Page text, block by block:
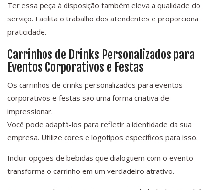
Ter essa peça à disposição também eleva a qualidade do
serviço. Facilita o trabalho dos atendentes e proporciona
praticidade.
Carrinhos de Drinks Personalizados para
Eventos Corporativos e Festas
Os carrinhos de drinks personalizados para eventos
corporativos e festas são uma forma criativa de
impressionar.
Você pode adaptá-los para refletir a identidade da sua
empresa. Utilize cores e logotipos específicos para isso.
Incluir opções de bebidas que dialoguem com o evento
transforma o carrinho em um verdadeiro atrativo.